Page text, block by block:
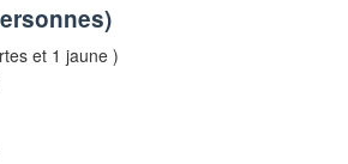
)
et 1 jaune )